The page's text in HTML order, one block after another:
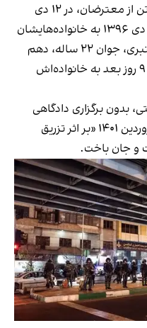
سارو قهرمانی و کیانوش زندی، دو تن از معترضان، در ۱۲ دی
۱۳۹۶ مفقود شدند و پیکر آنها ۲۳ دی ۱۳۹۶ به خانواده‌هایشان
تحویل داده شد. همچنین سینا قنبری، جوان ۲۲ ساله، دهم
دی در تهران بازداشت شد و پیکر او ۹ روز بعد به خانواده‌اش
بدون برگزاری دادگاهی
عادلانه به اعدام محکوم شد. او فروردین‌ ۱۴۰۱ «بر اثر تزریق
و جان باخت.